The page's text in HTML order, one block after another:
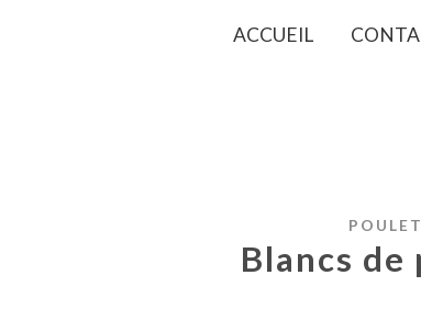
ACCUEIL
Blancs de